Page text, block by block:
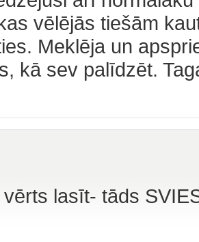
vēlējās tiešām
Meklēja un
kā sev palīdzēt.
lasīt- tāds